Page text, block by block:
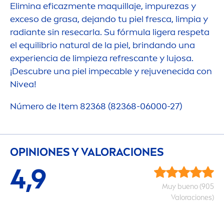
Elimina eficazmente maquillaje, impurezas y
exceso de grasa, dejando tu piel fresca, limpia y
radiante sin resecarla. Su fórmula ligera respeta
el equilibrio natural de la piel, brindando una
experiencia de limpieza refrescante y lujosa.
¡Descubre una piel impecable y rejuvenecida con
Nivea!
Número de Item 82368 (82368-06000-27)
OPINIONES Y VALORACIONES
4,9
Muy bueno (905
Valoraciones)